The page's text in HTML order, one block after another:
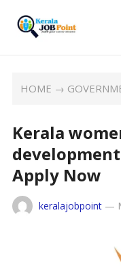
HOME →
Kerala
Apply Now
keralajobpoint—